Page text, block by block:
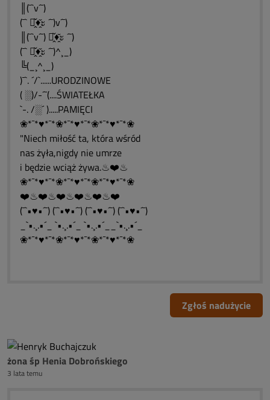
║(¯`v´¯)
(¯` ะ̭̌♦̭̌ะ ´¯)v´¯)
║(¯`v´¯) ะ̭̌♦̭̌ะ ´¯)
(¯` ะ̭̌♦̭̌ะ ´¯)^¸_)
╚(_¸^¸_)
)¯`. ´/`......URODZINOWE
( ░)/-´¯(....ŚWIATEŁKA
`-. /░´ ).....PAMIĘCI
❀*¯*♥*¯*❀*¯*♥*¯*❀*¯*♥*¯*❀
"Niech miłość ta, która wśród
nas żyła,nigdy nie umrze
i będzie wciąż żywa.♨❤️♨
❀*¯*♥*¯*❀*¯*♥*¯*❀*¯*♥*¯*❀
❤️♨❤️♨❤️♨❤️♨❤️♨❤️
(¯`•♥•´¯) (¯`•♥•´¯) (¯`•♥•´¯) (¯`•♥•´¯)
_`•.¸.•´_ `•.¸.•´_ `•.¸.•´__`•.¸.•´_
❀*¯*♥*¯*❀*¯*♥*¯*❀*¯*♥*¯*❀
Zgłoś nadużycie
żona śp Henia Dobrońskiego
3 lata temu